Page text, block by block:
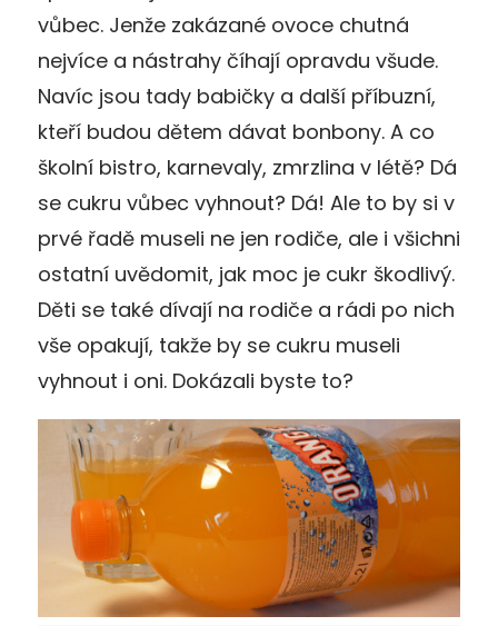
vůbec. Jenže zakázané ovoce chutná
nejvíce a nástrahy číhají opravdu všude.
Navíc jsou tady babičky a další příbuzní,
kteří budou dětem dávat bonbony. A co
školní bistro, karnevaly, zmrzlina v létě? Dá
se cukru vůbec vyhnout? Dá! Ale to by si v
prvé řadě museli ne jen rodiče, ale i všichni
ostatní uvědomit, jak moc je cukr škodlivý.
Děti se také dívají na rodiče a rádi po nich
vše opakují, takže by se cukru museli
vyhnout i oni. Dokázali byste to?